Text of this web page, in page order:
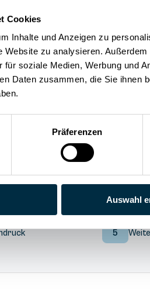
Cookies
Inhalte und Anzeigen zu
Website zu analysieren.
für soziale Medien, Werbung und
Daten zusammen, die Sie ihnen
Präferenzen
Auswahl
Sauna
Privatparkplatz
5